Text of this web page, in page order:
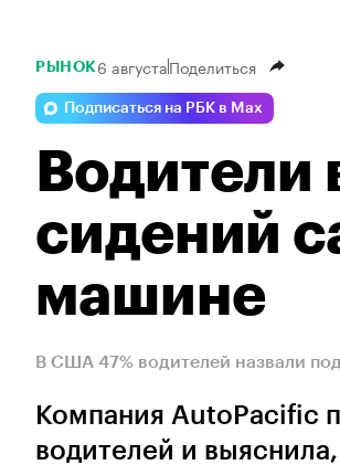
РЫНОК 6 августаПоделиться
Подписаться на РБК в Max
сидений
машине
В США 47% водителей назвали
Компания AutoPacific
водителей и